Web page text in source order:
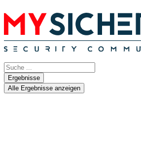
Ergebnisse
Alle Ergebnisse anzeigen